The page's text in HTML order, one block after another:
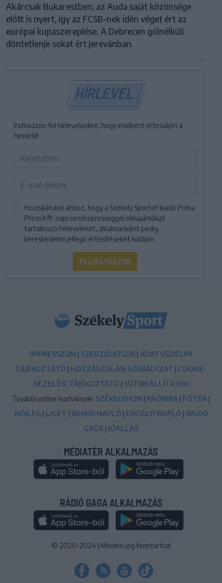
Akárcsak Bukarestben, az Auda saját közönsége
előtt is nyert, így az FCSB-nek idén véget ért az
európai kupaszereplése. A Debrecen gólnélküli
döntetlenje sokat ért Jerevánban.
HÍRLEVÉL
Iratkozzon fel hírlevelünkre, hogy elsőként értesüljön a
hírekről!
Hozzájárulok ahhoz, hogy a Székely Sportot kiadó Príma
Press Kft. napi rendszerességgel cikkajánlókat
tartalmazó hírleveleket, alkalmanként pedig
kereskedelmi jellegű értesítéseket küldjön.
FELIRATKOZOM
IMPRESSZUM | SZERZŐI JOGOK | ADATVÉDELMI
TÁJÉKOZTATÓ | HOZZÁSZÓLÁSI SZABÁLYZAT | COOKIE-
KEZELÉSI TÁJÉKOZTATÓ | SÜTIBEÁLLÍTÁSOK
További online kiadványok: SZÉKELYHON | KRÓNIKA | FŐTÉR |
NŐILEG | LIGET | BIHARI NAPLÓ | ERDÉLYI NAPLÓ | RÁDIÓ
GAGA | JÓÁLLÁS
MÉDIATÉR ALKALMAZÁS
RÁDIÓ GAGA ALKALMAZÁS
© 2020-2024 | Minden jog fenntartva!